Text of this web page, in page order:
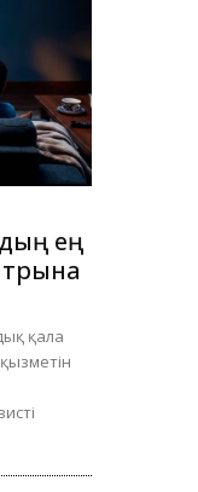
ең
қала